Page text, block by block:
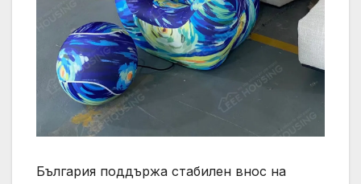
България поддържа стабилен внос на